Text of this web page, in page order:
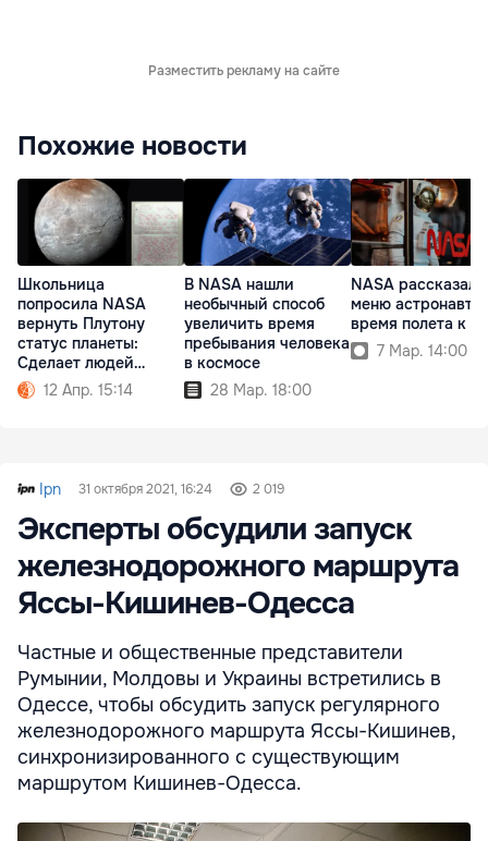
Разместить рекламу на сайте
Похожие новости
Школьница
попросила NASA
вернуть Плутону
статус планеты:
Сделает людей
счастливыми
12 Апр. 15:14
В NASA нашли
необычный способ
увеличить время
пребывания человека
в космосе
28 Мар. 18:00
NASA
меню
время полета к
7 Мар. 14:00
Ipn 31 октября 2021, 16:24 2 019
Эксперты обсудили запуск
железнодорожного маршрута
Яссы-Кишинев-Одесса
Частные и общественные представители
Румынии, Молдовы и Украины встретились в
Одессе, чтобы обсудить запуск регулярного
железнодорожного маршрута Яссы-Кишинев,
синхронизированного с существующим
маршрутом Кишинев-Одесса.